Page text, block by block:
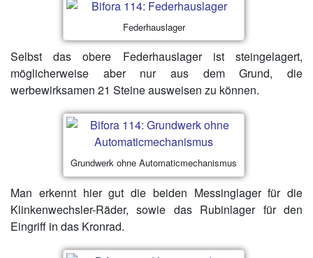
Federhauslager
Selbst das obere Federhauslager ist steingelagert,
möglicherweise aber nur aus dem Grund, die
werbewirksamen 21 Steine ausweisen zu können.
Grundwerk ohne Automaticmechanismus
Man erkennt hier gut die beiden Messinglager für die
Klinkenwechsler-Räder, sowie das Rubinlager für den
Eingriff in das Kronrad.